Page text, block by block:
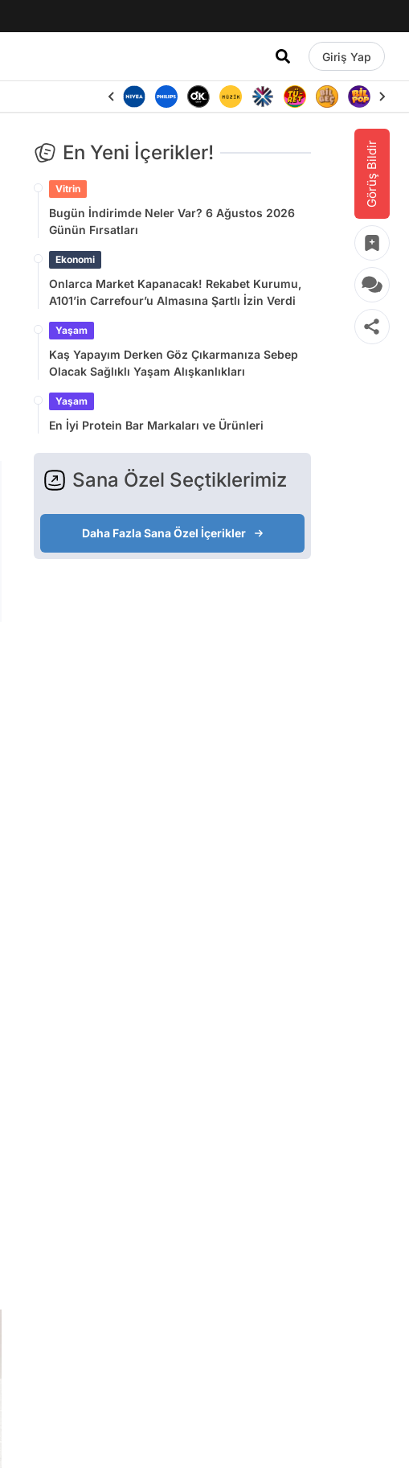
Giriş Yap
Görüş Bildir
En Yeni İçerikler!
Vitrin
Bugün İndirimde Neler Var? 6 Ağustos 2026
Günün Fırsatları
Ekonomi
Onlarca Market Kapanacak! Rekabet Kurumu,
A101’in Carrefour’u Almasına Şartlı İzin Verdi
Yaşam
Kaş Yapayım Derken Göz Çıkarmanıza Sebep
Olacak Sağlıklı Yaşam Alışkanlıkları
Yaşam
En İyi Protein Bar Markaları ve Ürünleri
Sana Özel Seçtiklerimiz
Daha Fazla Sana Özel İçerikler